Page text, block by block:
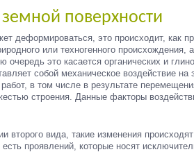
поверхности
деформироваться, это происходит, как
или техногенного происхождения,
очередь это касается органических и
собой механическое воздействие
в том числе в результате
строения. Данные факторы
второго вида, такие изменения
проявлений, которые носят